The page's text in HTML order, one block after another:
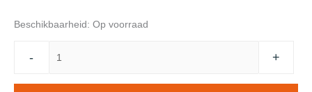
Beschikbaarheid: Op voorraad
-
mooiere
+